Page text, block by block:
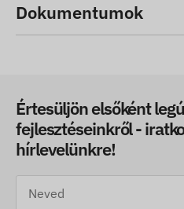
Dokumentumok
Értesüljön elsőként
fejlesztéseinkről -
hírlevelünkre!